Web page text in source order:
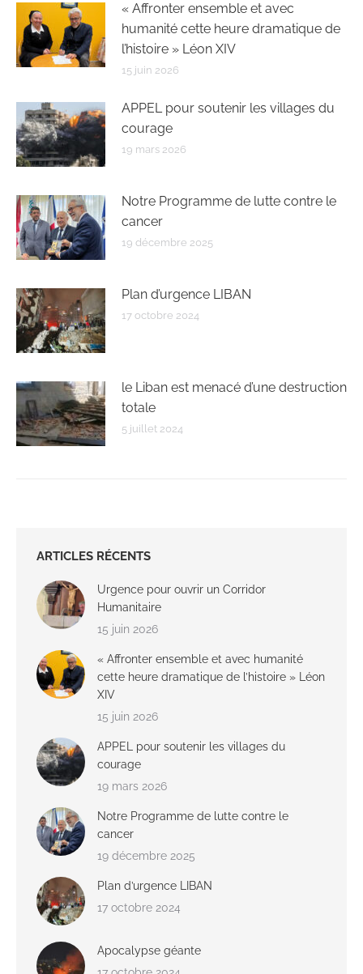
« Affronter ensemble et avec
humanité cette heure dramatique de
l’histoire » Léon XIV
15 juin 2026
APPEL pour soutenir les villages du
courage
19 mars 2026
Notre Programme de lutte contre le
cancer
19 décembre 2025
Plan d’urgence LIBAN
17 octobre 2024
le Liban est menacé d’une destruction
totale
5 juillet 2024
ARTICLES RÉCENTS
Urgence pour ouvrir un Corridor
Humanitaire
15 juin 2026
« Affronter ensemble et avec humanité
cette heure dramatique de l’histoire » Léon
XIV
15 juin 2026
APPEL pour soutenir les villages du
courage
19 mars 2026
Notre Programme de lutte contre le
cancer
19 décembre 2025
Plan d’urgence LIBAN
17 octobre 2024
Apocalypse géante